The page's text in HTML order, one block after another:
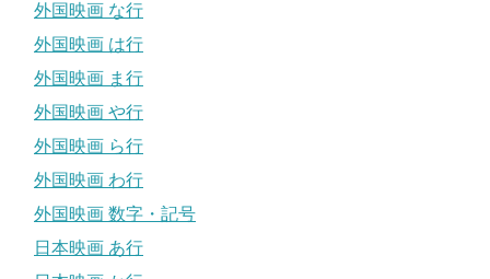
外国映画 な行
外国映画 は行
外国映画 ま行
外国映画 や行
外国映画 ら行
外国映画 わ行
外国映画 数字・記号
日本映画 あ行